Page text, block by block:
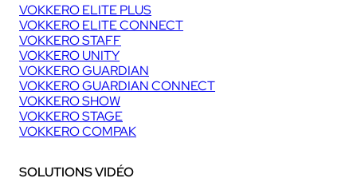
VOKKERO ELITE PLUS
VOKKERO ELITE CONNECT
VOKKERO STAFF
VOKKERO UNITY
VOKKERO GUARDIAN
VOKKERO GUARDIAN CONNECT
VOKKERO SHOW
VOKKERO STAGE
VOKKERO COMPAK
SOLUTIONS VIDÉO